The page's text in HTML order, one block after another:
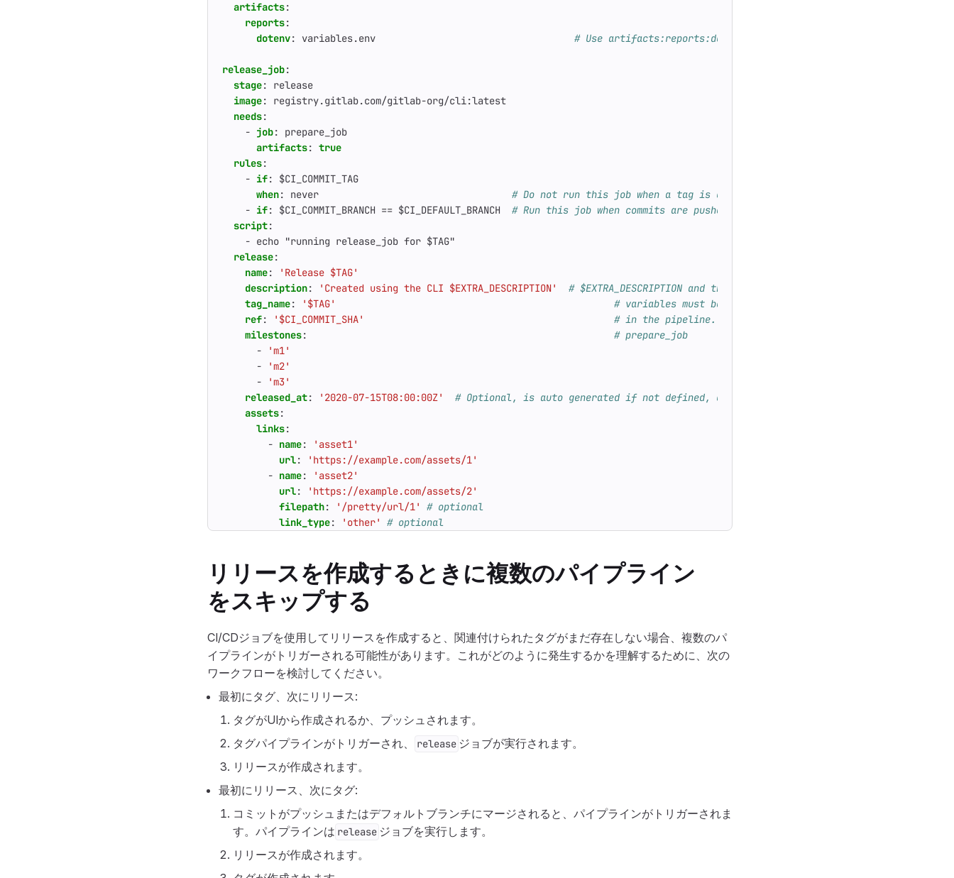
artifacts:
reports:
dotenv: variables.env # Use artifacts:reports:dotenv to expose the variables to other
release_job:
stage:
release
image:
registry.gitlab.com/gitlab-org/cli:latest
needs:
- job:
prepare_job
artifacts: true
rules:
- if:
$CI_COMMIT_TAG
when: never
# Do not run this job when a tag is created manually
- if: $CI_COMMIT_BRANCH == $CI_DEFAULT_BRANCH
# Run this job when commits are pushed or merged to the default branch
script:
- echo "running release_job for $TAG"
release:
name:
'Release $TAG'
description: 'Created using the CLI $EXTRA_DESCRIPTION'
# $EXTRA_DESCRIPTION and the $TAG
tag_name: '$TAG'
# variables must be defined elsewhere
ref: '$CI_COMMIT_SHA'
# in the pipeline. For example, in the
milestones:
# prepare_job
-
'm1'
-
'm2'
-
'm3'
released_at: '2020-07-15T08:00:00Z'
# Optional, is auto generated if not defined, or can use a variable.
assets:
links:
- name:
'asset1'
url:
'https://example.com/assets/1'
- name:
'asset2'
url:
'https://example.com/assets/2'
filepath: '/pretty/url/1'
# optional
link_type: 'other' # optional
リリースを作成するときに複数のパイプライン
をスキップする
CI/CDジョブを使用してリリースを作成すると、関連付けられたタグがまだ存在しない場合、複数のパ
イプラインがトリガーされる可能性があります。これがどのように発生するかを理解するために、次の
ワークフローを検討してください。
最初にタグ、次にリリース:
タグがUIから作成されるか、プッシュされます。
タグパイプラインがトリガーされ、
release ジョブが実行されます。
リリースが作成されます。
最初にリリース、次にタグ:
コミットがプッシュまたはデフォルトブランチにマージされると、パイプラインがトリガーされま
す。パイプラインは release ジョブを実行します。
リリースが作成されます。